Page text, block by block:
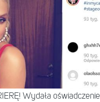
Wydała oświadczenie